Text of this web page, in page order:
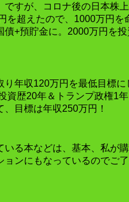
ですが、コロナ後の日本株上
を超えたので、1000万円を
債+預貯金に。2000万円を
り年収120万円を最低目標に
資歴20年＆トランプ政権1
、目標は年収250万円！
いる本などは、基本、私が
ョンにもなっているのでご